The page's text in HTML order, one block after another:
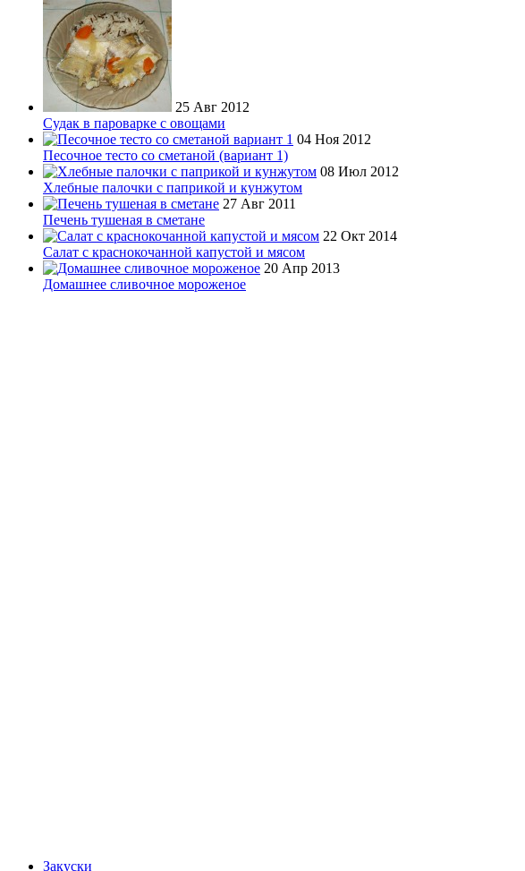
25 Авг 2012
Судак в пароварке с овощами
04 Ноя 2012
Песочное тесто со сметаной (вариант 1)
08 Июл 2012
Хлебные палочки с паприкой и кунжутом
27 Авг 2011
Печень тушеная в сметане
22 Окт 2014
Салат с краснокочанной капустой и мясом
20 Апр 2013
Домашнее сливочное мороженое
Закуски